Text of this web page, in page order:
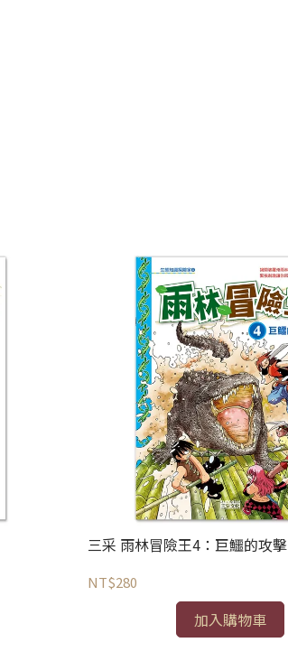
三采 雨林冒險王4：巨鱷的攻擊
NT$280
加入購物車